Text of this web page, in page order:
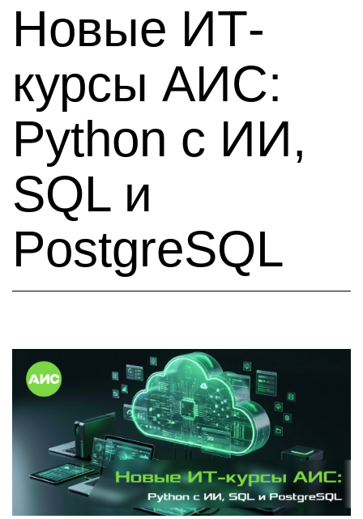
Новые ИТ-
курсы АИС:
Python с ИИ,
SQL и
PostgreSQL